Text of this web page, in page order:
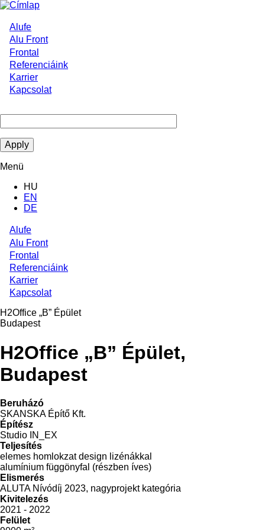
Ugrás
tartalomra
Main
navigation
Alufe
Alu Front
Frontal
Referenciáink
Karrier
Kapcsolat
Menü
HU
EN
DE
Main
navigation
Alufe
Alu Front
Frontal
Referenciáink
Karrier
Kapcsolat
H2Office „B” Épület
Budapest
H2Office „B” Épület,
Budapest
Beruházó
SKANSKA Építő Kft.
Építész
Studio IN_EX
Teljesítés
elemes homlokzat design lizénákkal
alumínium függönyfal (részben íves)
Elismerés
ALUTA Nívódíj 2023, nagyprojekt kategória
Kivitelezés
2021 - 2022
Felület